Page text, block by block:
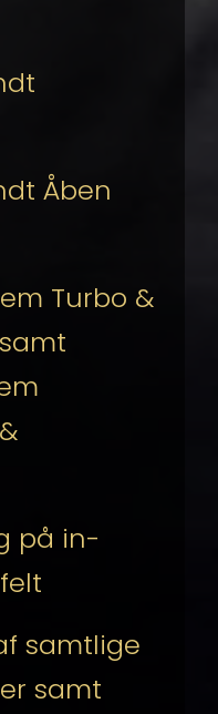
Åben
Turbo &
på in-
samtlige
samt